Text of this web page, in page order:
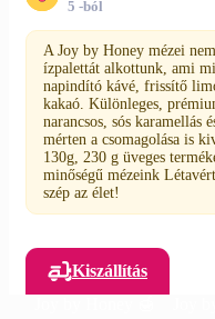
5 -ból
A Joy by Honey mézei
ízpalettát alkottunk, ami
napindító kávé, frissítő
kakaó. Különleges,
narancsos, sós karamellás
mérten a csomagolása is
130g, 230 g üveges
minőségű mézeink
szép az élet!
Kiszállítás